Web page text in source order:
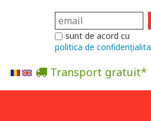
sunt de acord cu
politica de
Transport gratuit*